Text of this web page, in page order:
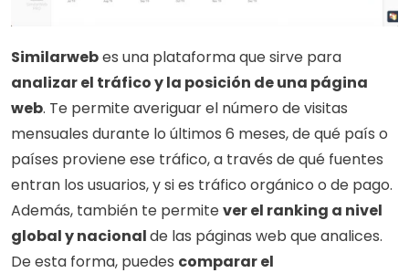
Similarweb
analizar el tráfico y la posición de una página
web. Te permite averiguar el número de visitas
mensuales durante lo últimos 6 meses, de qué país o
países proviene ese tráfico, a través de qué fuentes
entran los usuarios, y si es tráfico orgánico o de pago.
Además, también te permite ver el ranking a nivel
global y nacional de las páginas web que analices.
De esta forma, puedes comparar el